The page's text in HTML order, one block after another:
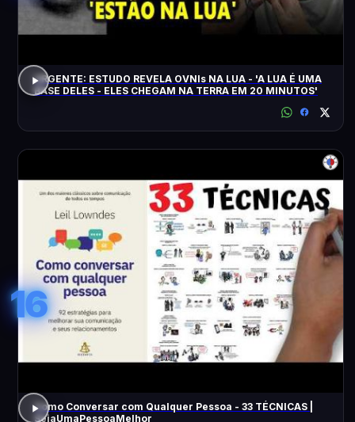
URGENTE: ESTUDO REVELA OVNIs NA LUA - 'A LUA É UMA
BASE DELES - ELES CHEGAM NA TERRA EM 20 MINUTOS'
16
Como Conversar com Qualquer Pessoa - 33 TÉCNICAS |
SejaUmaPessoaMelhor